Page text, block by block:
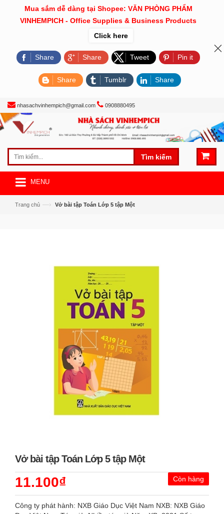
nhasachvinhempich@gmail.com 0908880495
Tìm kiếm
MENU
Trang chủ —› Vở bài tập Toán Lớp 5 tập Một
Vở bài tập Toán Lớp 5 tập Một
Còn hàng
11.100₫
Công ty phát hành: NXB Giáo Dục Việt Nam NXB: NXB Giáo
Mua sắm dễ dàng tại Shopee: VĂN PHÒNG PHẨM
VINHEMPICH - Office Supplies & Business Products
Click here
Share Share Tweet Pin it
Share Tumblr Share